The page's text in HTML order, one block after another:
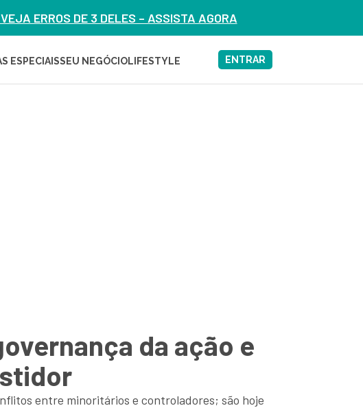
ERROS DE 3 DELES – ASSISTA AGORA
ESPECIAISSEU NEGÓCIOLIFESTYLE ENTRAR
da ação e
entre minoritários e controladores; são hoje